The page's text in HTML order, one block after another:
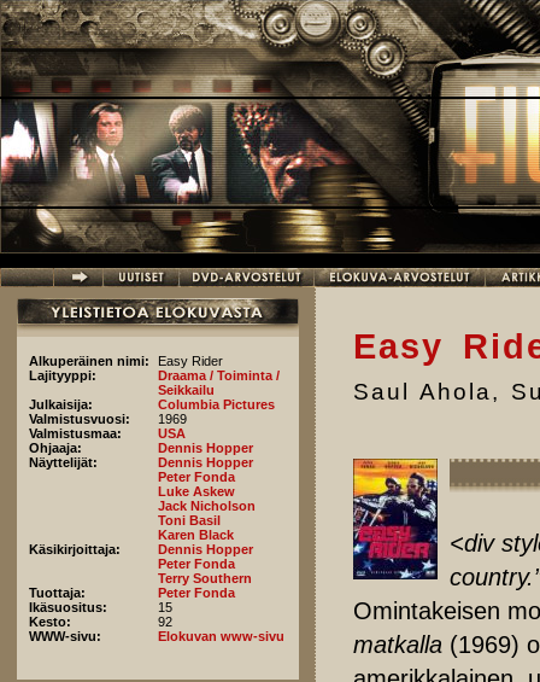
Hyppää pääsisältöön
Alkuperäinen nimi:
Easy Rider
Lajityyppi:
Draama / Toiminta /
Seikkailu
Julkaisija:
Columbia Pictures
Valmistusvuosi:
1969
Valmistusmaa:
USA
Ohjaaja:
Dennis Hopper
Näyttelijät:
Dennis Hopper
Peter Fonda
Luke Askew
Jack Nicholson
Toni Basil
Karen Black
Käsikirjoittaja:
Dennis Hopper
Peter Fonda
Terry Southern
Tuottaja:
Peter Fonda
Ikäsuositus:
15
Kesto:
92
WWW-sivu:
Elokuvan www-sivu
Easy
Saul Ahola,
<div
Omintakeisen
matkalla (1969)